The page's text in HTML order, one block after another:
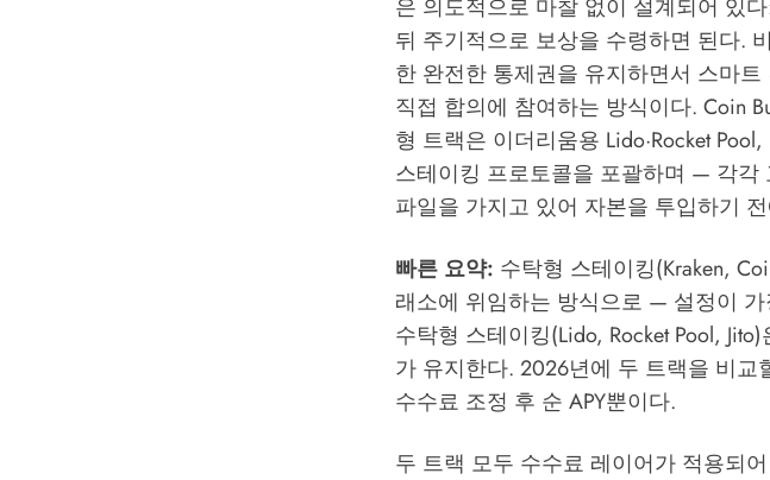
은 의도적으로 마찰 없이 설계되어 있
뒤 주기적으로 보상을 수령하면 된다.
한 완전한 통제권을 유지하면서 스마
직접 합의에 참여하는 방식이다. Coin
형 트랙은 이더리움용 Lido·Rocket
스테이킹 프로토콜을 포괄하며 — 각
파일을 가지고 있어 자본을 투입하기
빠른 요약: 수탁형 스테이킹(Kraken,
래소에 위임하는 방식으로 — 설정이
수탁형 스테이킹(Lido, Rocket Pool,
가 유지한다. 2026년에 두 트랙을 비
수수료 조정 후 순 APY뿐이다.
두 트랙 모두 수수료 레이어가 적용되